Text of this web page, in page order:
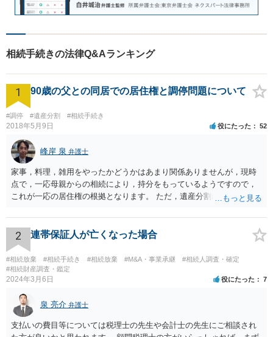
相続手続きの法律Q&Aランキング
1 90歳の父との同居での居住権と調停問題について
#調停 #遺産分割 #相続手続き
2018年5月9日 役にたった 52
峰岸 泉 弁護士
家事，料理，雑用をやったかどうかはあまり関係ありませんが，現時
点で，一応母親からの相続により，持分をもっているようですので，
これが一応の居住権の根拠となります。 ただ，遺産分割により，母の
2 連帯保証人が亡くなった場合
#相続放棄 #相続手続き #相続放棄 #M&A・事業承継
#相続人調査・確定
#相続財産調査・鑑定
2024年3月6日 役にたった 7
泉 亮介 弁護士
支払いの費目等については税理士の先生や会計士の先生にご相談され